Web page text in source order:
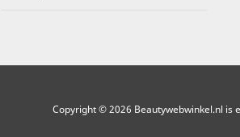
Copyright © 2026 Beautywebwinkel.nl is